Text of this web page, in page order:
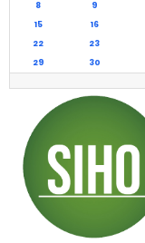
8
9
15
16
22
23
29
30